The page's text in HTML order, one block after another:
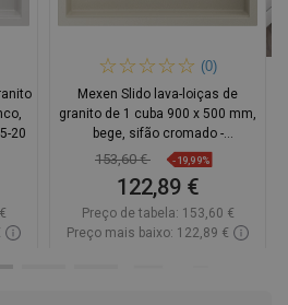
20
(0)
Mexen Slido lava-loiças de
granito de 1 cuba 900 x 500 mm,
bege, sifão cromado -
6528901005-69
153,60 € -19,99%
122,89 €
Preço de tabela: 153,60 €
Preço mais baixo: 122,89 €